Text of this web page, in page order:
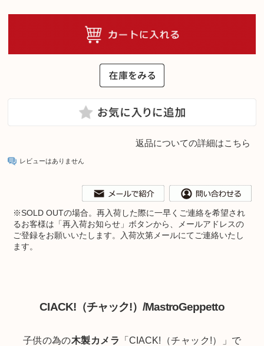
返品についての詳細はこちら
レビューはありません
※SOLD OUTの場合。再入荷した際に一早くご連絡を希望され
るお客様は「再入荷お知らせ」ボタンから、メールアドレスの
ご登録をお願いいたします。入荷次第メールにてご連絡いたし
ます。
CIACK!（チャック!）/MastroGeppetto
子供の為の木製カメラ
「CIACK!（チャック!）」で